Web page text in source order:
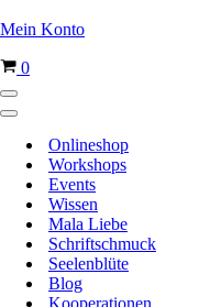
Mein Konto
Warenkorb
0
Navigationsmenü
Navigationsmenü
Onlineshop
Workshops
Events
Wissen
Mala Liebe
Schriftschmuck
Seelenblüte
Blog
Kooperationen